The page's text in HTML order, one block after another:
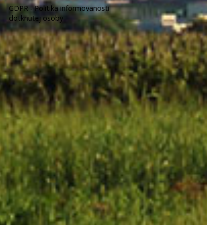
GDPR - Politika informovanosti
dotknutej osoby